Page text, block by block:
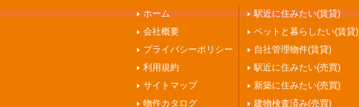
ホーム
会社概要
プライバシーポリシー
利用規約
サイトマップ
物件カタログ
駅近に住みたい(賃貸)
ペットと暮らしたい(賃貸)
自社管理物件(賃貸)
駅近に住みたい(売買)
新築に住みたい(売買)
建物検査済み(売買)